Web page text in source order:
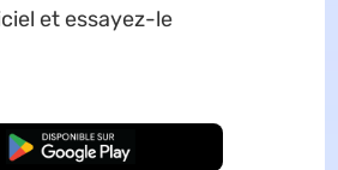
et essayez-le
TÉLÉCHARGER